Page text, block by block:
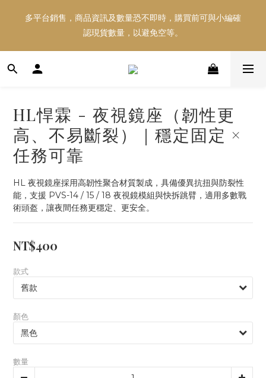
多平台銷售，商品資訊及數量恐不即時，購買前可與小編確
認現貨數量，以避免空等。
多平台銷售，商品資訊及數量恐不即時，購買前可與小編確
認現貨數量，以避免空等。
好東西跟好朋友分享～推薦好友一同享100元購物金！！！
多平台銷售，商品資訊及數量恐不即時，購買前可與小編確
認現貨數量，以避免空等。
HL悍霖 - 夜視鏡座（韌性更
高、不易斷裂）｜穩定固定 ×
任務可靠
HL 夜視鏡座採用高韌性聚合材質製成，具備優異抗扭與防裂性
能，支援 PVS-14 / 15 / 18 夜視鏡模組與快拆跳臂，適用多數戰
術頭盔，讓夜間任務更穩定、更安全。
NT$400
款式
顏色
數量